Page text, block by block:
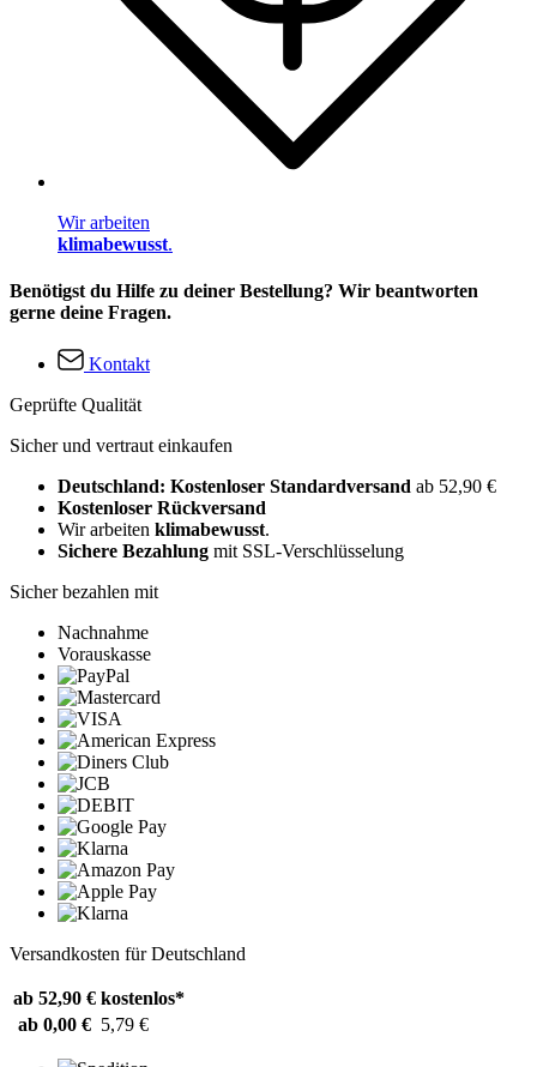
Wir arbeiten
klimabewusst.
Benötigst du Hilfe zu deiner Bestellung? Wir beantworten
gerne deine Fragen.
Kontakt
Geprüfte Qualität
Sicher und vertraut einkaufen
Deutschland: Kostenloser Standardversand ab 52,90 €
Kostenloser Rückversand
Wir arbeiten klimabewusst.
Sichere Bezahlung mit SSL-Verschlüsselung
Sicher bezahlen mit
Nachnahme
Vorauskasse
Versandkosten für Deutschland
ab 52,90 € kostenlos*
ab 0,00 € 5,79 €